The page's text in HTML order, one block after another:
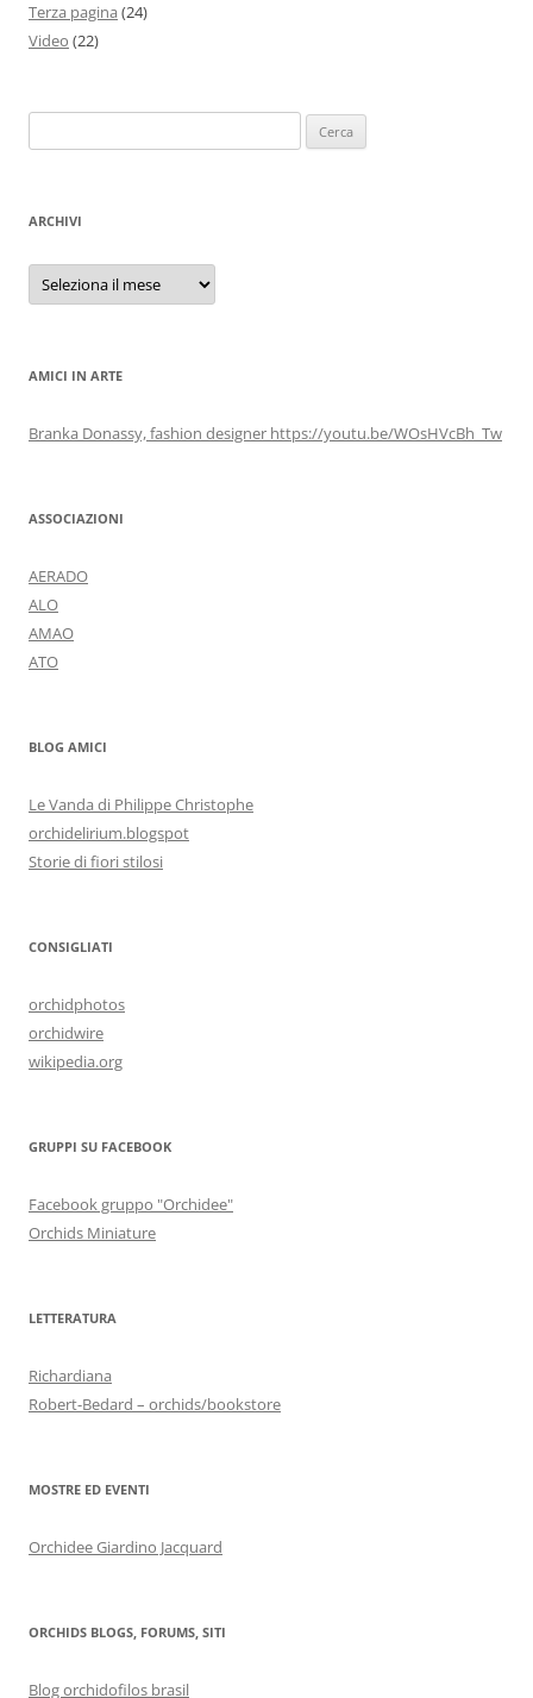
Terza pagina (24)
Video (22)
per:
ARCHIVI
Archivi
AMICI IN ARTE
Branka Donassy, fashion designer https://youtu.be/WOsHVcBh_Tw
ASSOCIAZIONI
AERADO
ALO
AMAO
ATO
BLOG AMICI
Le Vanda di Philippe Christophe
orchidelirium.blogspot
Storie di fiori stilosi
CONSIGLIATI
orchidphotos
orchidwire
wikipedia.org
GRUPPI SU FACEBOOK
Facebook gruppo "Orchidee"
Orchids Miniature
LETTERATURA
Richardiana
Robert-Bedard – orchids/bookstore
MOSTRE ED EVENTI
Orchidee Giardino Jacquard
ORCHIDS BLOGS, FORUMS, SITI
Blog orchidofilos brasil